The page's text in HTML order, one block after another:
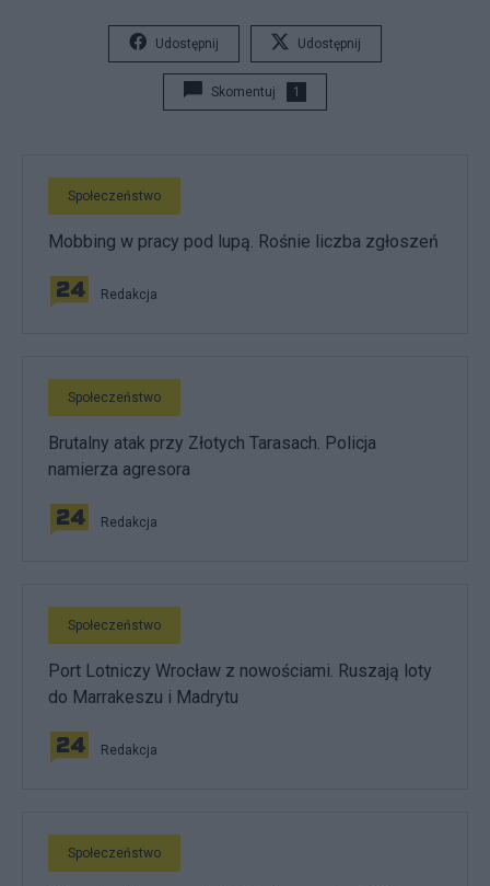
Udostępnij Udostępnij
Skomentuj 1
Społeczeństwo
Mobbing w pracy pod lupą. Rośnie liczba zgłoszeń
Redakcja
Społeczeństwo
Brutalny atak przy Złotych Tarasach. Policja
namierza agresora
Redakcja
Społeczeństwo
Port Lotniczy Wrocław z nowościami. Ruszają loty
do Marrakeszu i Madrytu
Redakcja
Społeczeństwo